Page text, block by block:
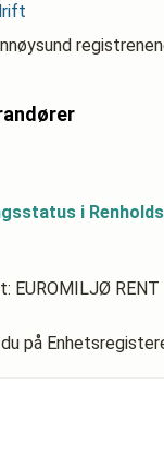
i
EUROMILJØ RENT
på